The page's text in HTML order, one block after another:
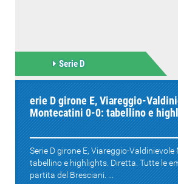
Serie D
erie D girone E, Viareggio-
Montecatini 0-0: tabellino e
Serie D girone E, Viareggio-
tabellino e highlights. Diretta. Tutte le
partita del Bresciani. ...